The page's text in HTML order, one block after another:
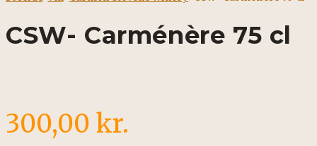
CSW- Carménère 75 cl
300,00 kr.